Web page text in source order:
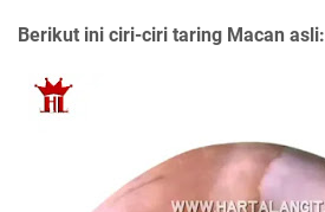
Berikut ini ciri-ciri taring Macan asli: